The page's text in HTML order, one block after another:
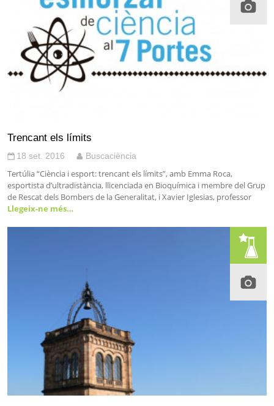
Trencant els límits
18 set. 2016 Buscaciència
Tertúlia “Ciència i esport: trencant els límits”, amb Emma Roca,
esportista d’ultradistància, llicenciada en Bioquímica i membre del Grup
de Rescat dels Bombers de la Generalitat, i Xavier Iglesias, professor
Llegeix-ne més…